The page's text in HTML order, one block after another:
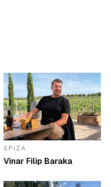
SPIZA
Vinar Filip Baraka